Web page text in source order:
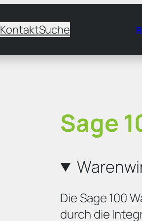
KontaktSuche
Sage
Die Sage 100
durch die